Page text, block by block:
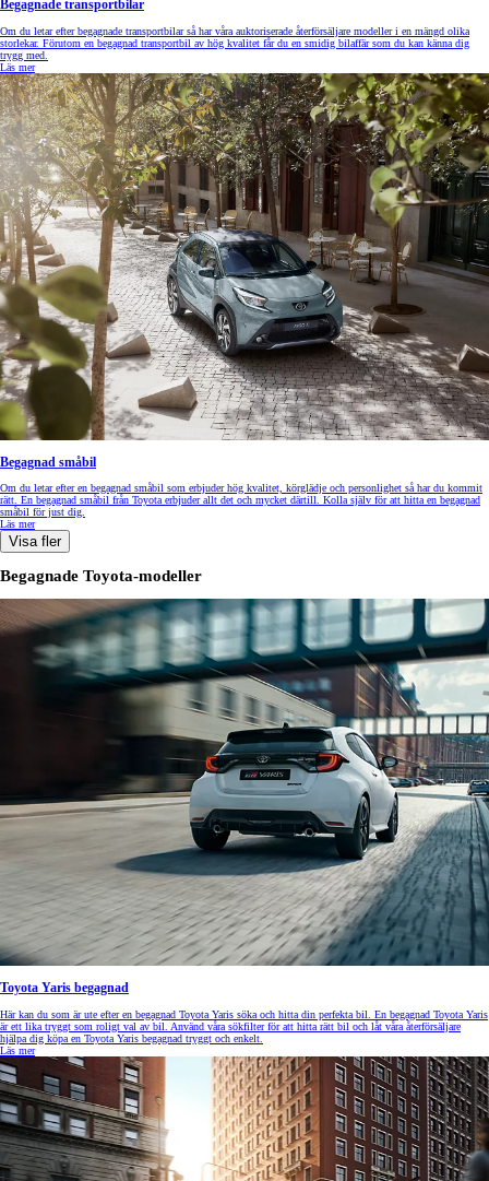
Begagnade transportbilar
Om du letar efter begagnade transportbilar så har våra auktoriserade återförsäljare modeller i en mängd olika
storlekar. Förutom en begagnad transportbil av hög kvalitet får du en smidig bilaffär som du kan känna dig
trygg med.
Läs mer
Begagnad småbil
Om du letar efter en begagnad småbil som erbjuder hög kvalitet, körglädje och personlighet så har du kommit
rätt. En begagnad småbil från Toyota erbjuder allt det och mycket därtill. Kolla själv för att hitta en begagnad
småbil för just dig.
Läs mer
Visa fler
Begagnade Toyota-modeller
Toyota Yaris begagnad
Här kan du som är ute efter en begagnad Toyota Yaris söka och hitta din perfekta bil. En begagnad Toyota Yaris
är ett lika tryggt som roligt val av bil. Använd våra sökfilter för att hitta rätt bil och låt våra återförsäljare
hjälpa dig köpa en Toyota Yaris begagnad tryggt och enkelt.
Läs mer